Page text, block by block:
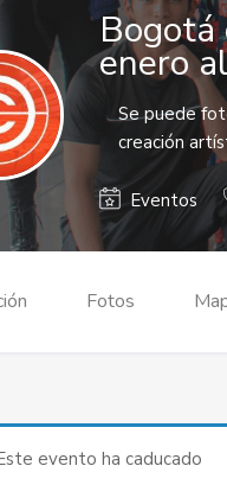
Bogotá
enero
Se puede
creación
Eventos
Fotos
evento ha caducado